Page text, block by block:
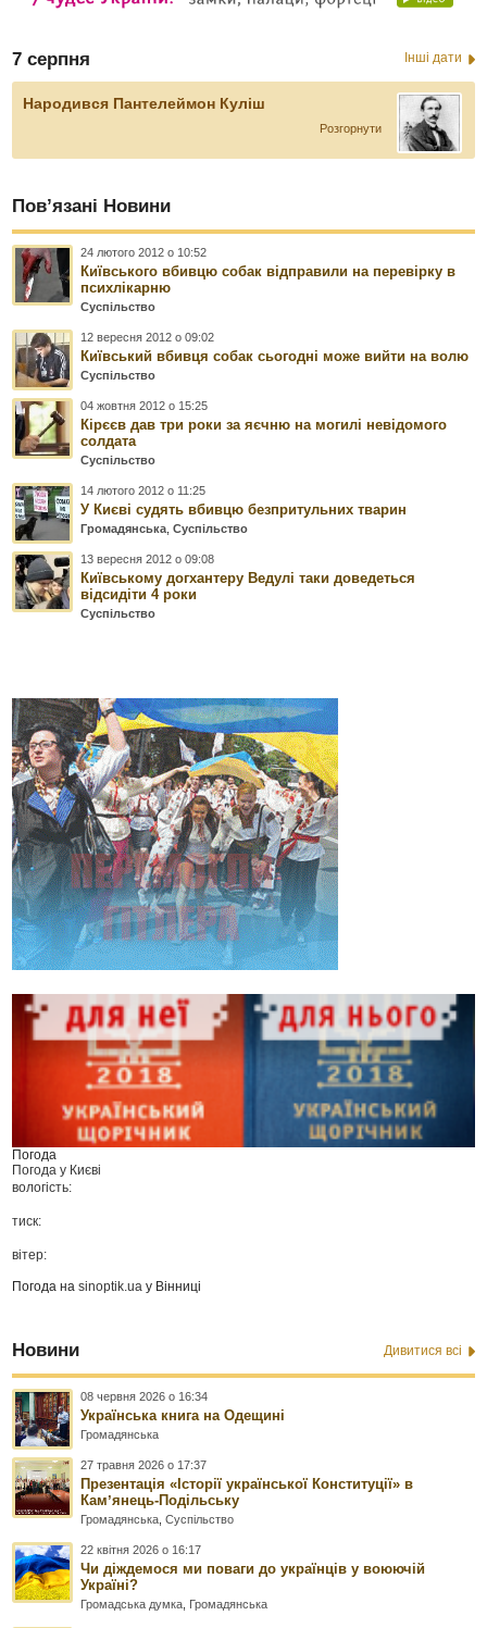
7 серпня Інші дати
Народився Пантелеймон Куліш
Розгорнути
Пов’язані Новини
24 лютого 2012 о 10:52
Київського вбивцю собак відправили на перевірку в
психлікарню
Суспільство
12 вересня 2012 о 09:02
Київський вбивця собак сьогодні може вийти на волю
Суспільство
04 жовтня 2012 о 15:25
Кірєєв дав три роки за яєчню на могилі невідомого
солдата
Суспільство
14 лютого 2012 о 11:25
У Києві судять вбивцю безпритульних тварин
Громадянська ,Суспільство
13 вересня 2012 о 09:08
Київському догхантеру Ведулі таки доведеться
відсидіти 4 роки
Суспільство
Погода
Погода у Києві
вологість:
тиск:
вітер:
Погода наsinoptik.ua у Вінниці
Новини Дивитися всі
08 червня 2026 о 16:34
Українська книга на Одещині
Громадянська
27 травня 2026 о 17:37
Презентація «Історії української Конституції» в
Камʼянець-Подільську
Громадянська ,Суспільство
22 квітня 2026 о 16:17
Чи діждемося ми поваги до українців у воюючій
Україні?
Громадська думка Громадянська